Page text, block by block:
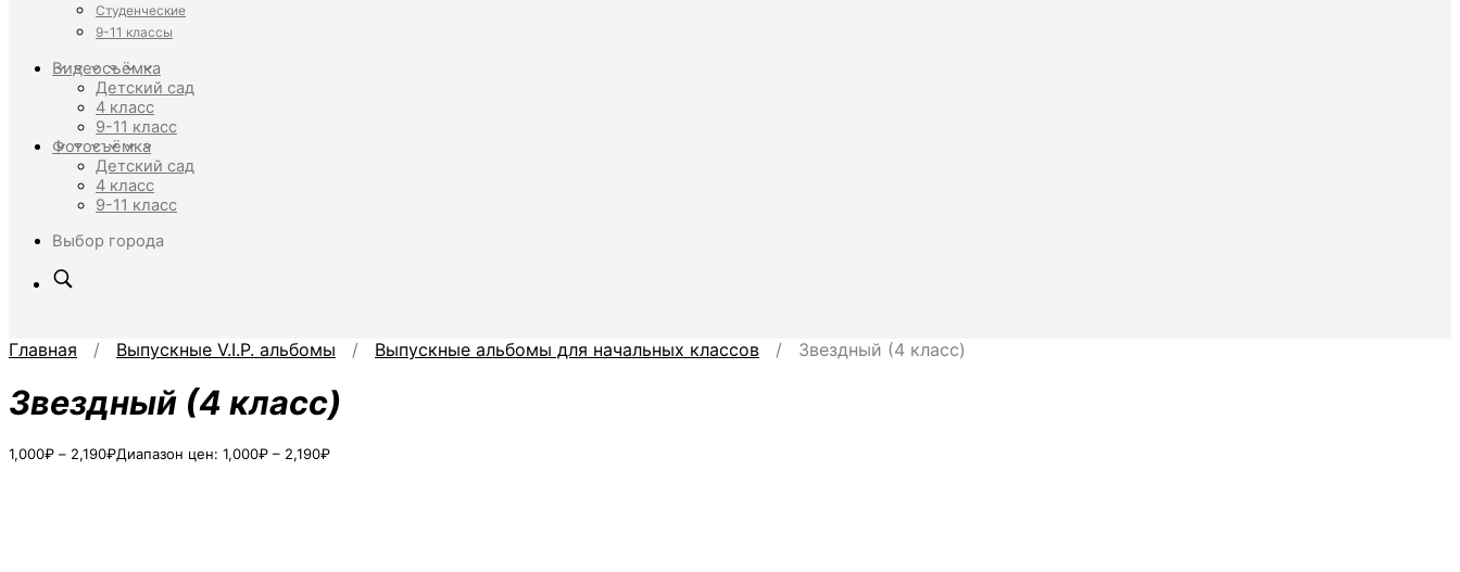
Студенческие
9-11 классы
Видеосъёмка
Детский сад
4 класс
9-11 класс
Фотосъёмка
Детский сад
4 класс
9-11 класс
Выбор города
Главная / Выпускные V.I.P. альбомы / Выпускные альбомы для начальных классов / Звездный (4 класс)
Звездный (4 класс)
1,000₽ – 2,190₽Диапазон цен: 1,000₽ – 2,190₽